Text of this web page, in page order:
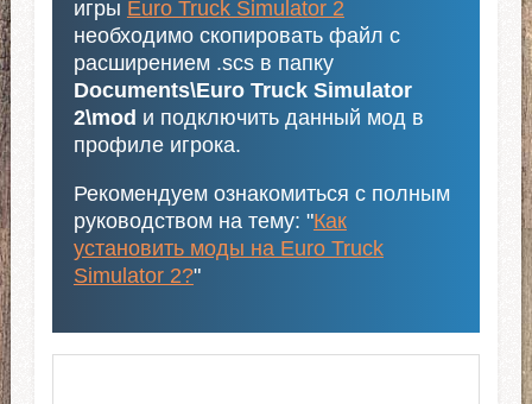
игры Euro Truck Simulator 2
необходимо скопировать файл с
расширением .scs в папку
Documents\Euro Truck Simulator
2\mod и подключить данный мод в
профиле игрока.
Рекомендуем ознакомиться с полным
руководством на тему: "Как
установить моды на Euro Truck
Simulator 2?"